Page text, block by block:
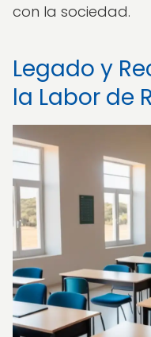
con la sociedad.
Legado y
la Labor de